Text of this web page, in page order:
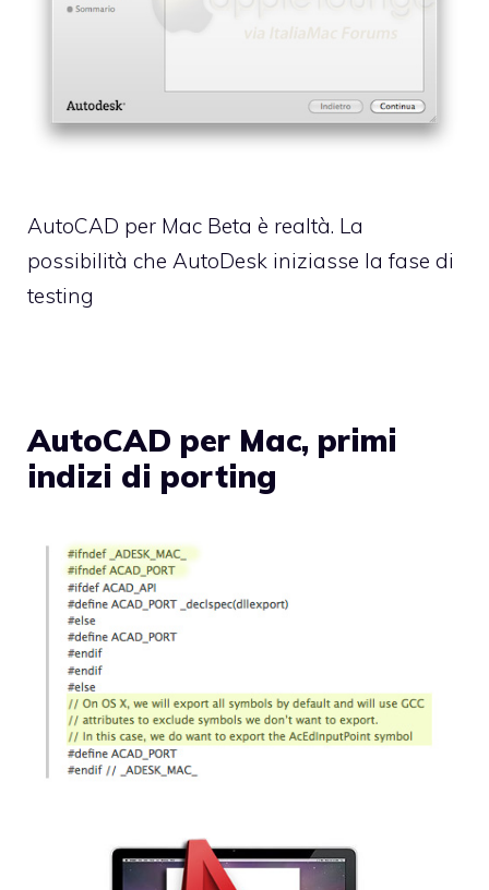
AutoCAD per Mac Beta è realtà. La
possibilità che AutoDesk iniziasse la fase di
testing
AutoCAD per Mac, primi
indizi di porting